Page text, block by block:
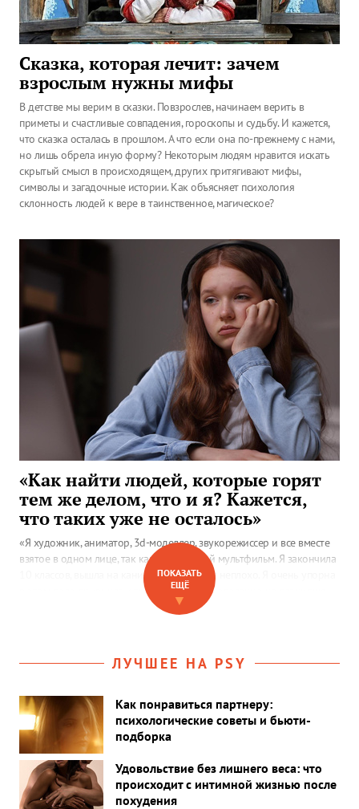
Сказка, которая лечит: зачем
взрослым нужны мифы
В детстве мы верим в сказки. Повзрослев, начинаем верить в
приметы и счастливые совпадения, гороскопы и судьбу. И кажется,
что сказка осталась в прошлом. А что если она по-прежнему с нами,
но лишь обрела иную форму? Некоторым людям нравится искать
скрытый смысл в происходящем, других притягивают мифы,
символы и загадочные истории. Как объясняет психология
склонность людей к вере в таинственное, магическое?
«Как найти людей, которые горят
тем же делом, что и я? Кажется,
что таких уже не осталось»
«Я художник, аниматор, 3d-моделлер, звукорежиссер и все вместе
взятое в одном лице, так как создаю свой мультфильм. Я закончила
10 классов, вышла на каникулы и все идет неплохо. Я очень упорна
в этом деле, привыкла к трудностям и определенно не планирую
бросать, но есть проблема…»
ПОКАЗАТЬ
ЕЩЁ
▼
ЛУЧШЕЕ НА PSY
Как понравиться партнеру:
психологические советы и бьюти-
подборка
Удовольствие без лишнего веса: что
происходит с интимной жизнью после
похудения